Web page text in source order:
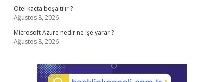
Otel kaçta boşaltılır ?
Ağustos 8, 2026
Microsoft Azure nedir ne işe yarar ?
Ağustos 8, 2026